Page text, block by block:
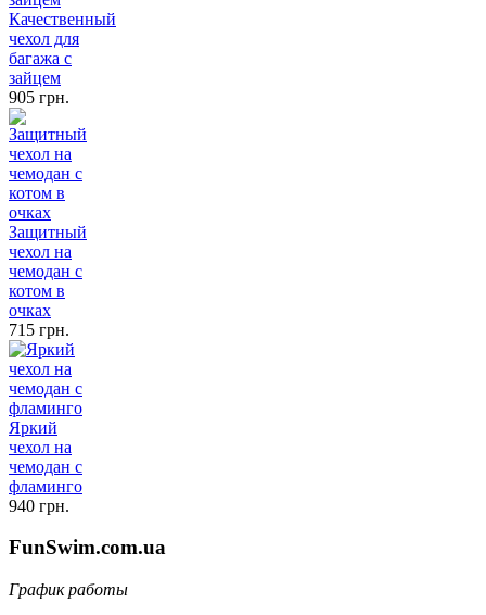
Качественный
чехол для
багажа с
зайцем
905 грн.
Защитный
чехол на
чемодан с
котом в
очках
715 грн.
Яркий
чехол на
чемодан с
фламинго
940 грн.
FunSwim.com.ua
График работы